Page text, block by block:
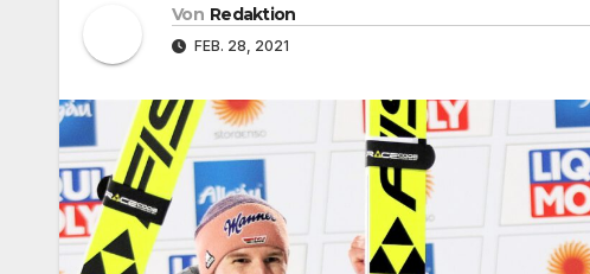
Von Redaktion
FEB. 28, 2021